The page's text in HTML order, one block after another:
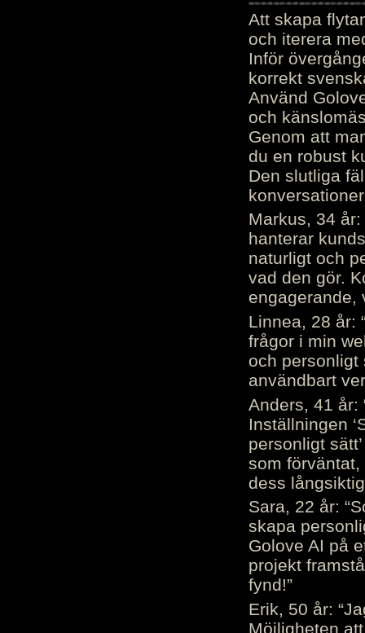
Att skapa
och iterera
Inför
korrekt
Använd
och
Genom att
du en robust
Den slutliga
Markus, 34
hanterar
naturligt och
vad den gör.
engagerande,
Linnea, 28 år:
frågor i min
och personligt
användbart
Anders, 41 år:
Inställningen
personligt
som
dess
Sara, 22 år:
skapa
Golove AI på
projekt
fynd!”
Erik, 50 år:
Möjligheten